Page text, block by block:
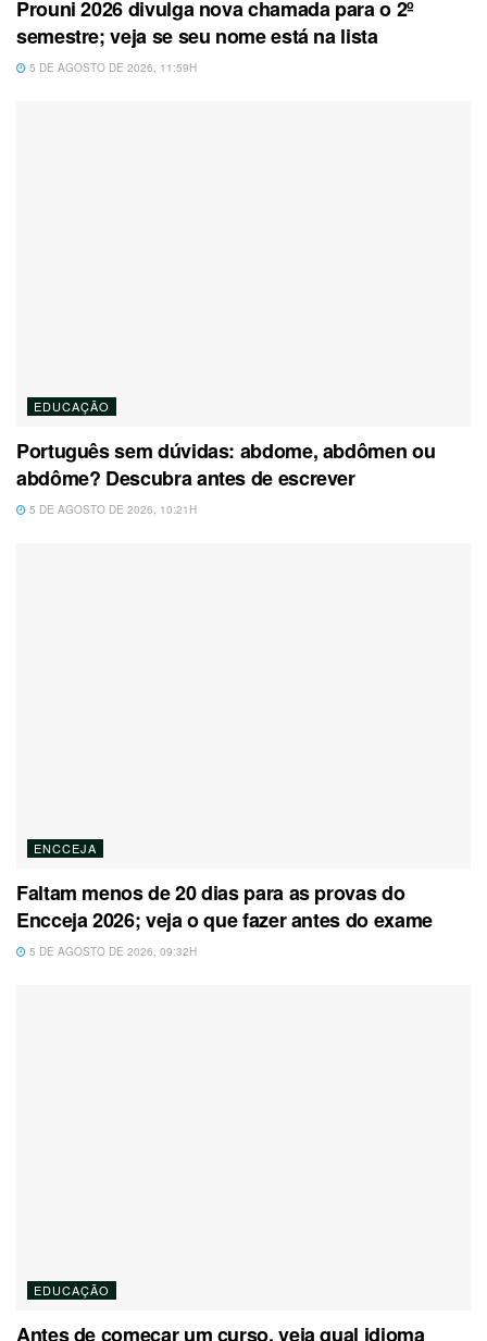
Prouni 2026 divulga nova chamada para o 2º
semestre; veja se seu nome está na lista
5 DE AGOSTO DE 2026, 11:59H
EDUCAÇÃO
Português sem dúvidas: abdome, abdômen ou
abdôme? Descubra antes de escrever
5 DE AGOSTO DE 2026, 10:21H
ENCCEJA
Faltam menos de 20 dias para as provas do
Encceja 2026; veja o que fazer antes do exame
5 DE AGOSTO DE 2026, 09:32H
EDUCAÇÃO
Antes de começar um curso, veja qual idioma